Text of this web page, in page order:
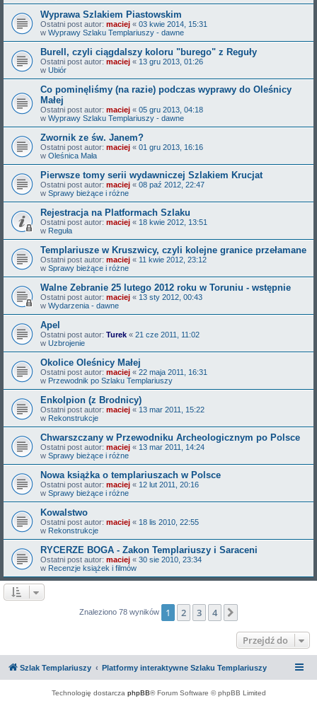
Wyprawa Szlakiem Piastowskim
Ostatni post autor: maciej « 03 kwie 2014, 15:31
w Wyprawy Szlaku Templariuszy - dawne
Burell, czyli ciągdalszy koloru "burego" z Reguły
Ostatni post autor: maciej « 13 gru 2013, 01:26
w Ubiór
Co pominęliśmy (na razie) podczas wyprawy do Oleśnicy
Małej
Ostatni post autor: maciej « 05 gru 2013, 04:18
w Wyprawy Szlaku Templariuszy - dawne
Zwornik ze św. Janem?
Ostatni post autor: maciej « 01 gru 2013, 16:16
w Oleśnica Mała
Pierwsze tomy serii wydawniczej Szlakiem Krucjat
Ostatni post autor: maciej « 08 paź 2012, 22:47
w Sprawy bieżące i różne
Rejestracja na Platformach Szlaku
Ostatni post autor: maciej « 18 kwie 2012, 13:51
w Reguła
Templariusze w Kruszwicy, czyli kolejne granice przełamane
Ostatni post autor: maciej « 11 kwie 2012, 23:12
w Sprawy bieżące i różne
Walne Zebranie 25 lutego 2012 roku w Toruniu - wstępnie
Ostatni post autor: maciej « 13 sty 2012, 00:43
w Wydarzenia - dawne
Apel
Ostatni post autor: Turek « 21 cze 2011, 11:02
w Uzbrojenie
Okolice Oleśnicy Małej
Ostatni post autor: maciej « 22 maja 2011, 16:31
w Przewodnik po Szlaku Templariuszy
Enkolpion (z Brodnicy)
Ostatni post autor: maciej « 13 mar 2011, 15:22
w Rekonstrukcje
Chwarszczany w Przewodniku Archeologicznym po Polsce
Ostatni post autor: maciej « 13 mar 2011, 14:24
w Sprawy bieżące i różne
Nowa książka o templariuszach w Polsce
Ostatni post autor: maciej « 12 lut 2011, 20:16
w Sprawy bieżące i różne
Kowalstwo
Ostatni post autor: maciej « 18 lis 2010, 22:55
w Rekonstrukcje
RYCERZE BOGA - Zakon Templariuszy i Saraceni
Ostatni post autor: maciej « 30 sie 2010, 23:34
w Recenzje książek i filmów
Znaleziono 78 wyników 1 2 3 4
Przejdź do
Szlak Templariuszy Platformy interaktywne Szlaku Templariuszy
Technologię dostarcza phpBB® Forum Software © phpBB Limited